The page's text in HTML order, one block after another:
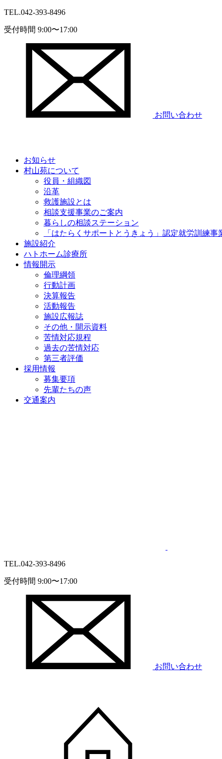
TEL.042-393-8496
受付時間 9:00〜17:00
お問い合わせ
お知らせ
村山苑について
役員・組織図
沿革
救護施設とは
相談支援事業のご案内
暮らしの相談ステーション
「はたらくサポートとうきょう」認定就労訓練事
施設紹介
ハトホーム診療所
情報開示
倫理綱領
行動計画
決算報告
活動報告
施設広報誌
その他・開示資料
苦情対応規程
過去の苦情対応
第三者評価
採用情報
募集要項
先輩たちの声
交通案内
TEL.042-393-8496
受付時間 9:00〜17:00
お問い合わせ